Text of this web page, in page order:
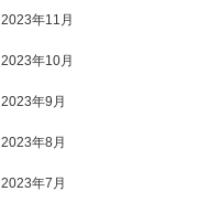
2023年11月
2023年10月
2023年9月
2023年8月
2023年7月